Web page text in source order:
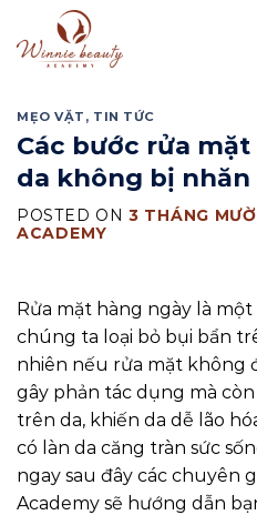
to
content
MẸO VẶT , TIN TỨC
Các bước rửa
da không bị nhăn
POSTED ON 3 THÁNG
ACADEMY
Rửa mặt hàng ngày là
chúng ta loại bỏ bụi bẩn
nhiên nếu rửa mặt không
gây phản tác dụng mà
trên da, khiến da dễ lão
có làn da căng tràn sức
ngay sau đây các chuyên
Academy sẽ hướng dẫn